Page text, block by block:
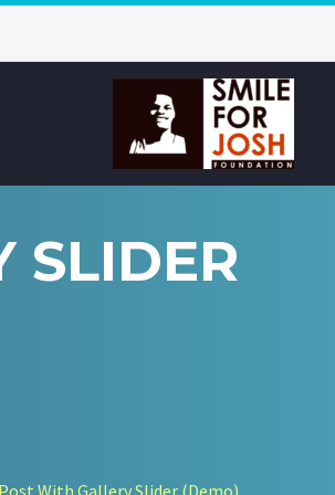
SLIDER
Post With Gallery Slider (Demo)